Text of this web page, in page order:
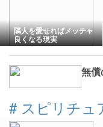
隣人を愛せればメッチャ
良くなる現実
無償
# スピリチュ